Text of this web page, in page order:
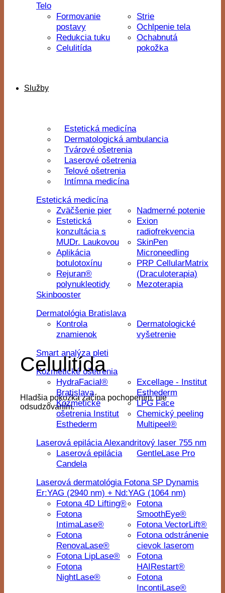
Telo
Formovanie
postavy
Redukcia tuku
Celulitída
Strie
Ochlpenie tela
Ochabnutá
pokožka
Služby
Estetická medicína
Dermatologická ambulancia
Tvárové ošetrenia
Laserové ošetrenia
Telové ošetrenia
Intímna medicína
Estetická medicína
Zväčšenie pier
Estetická
konzultácia s
MUDr. Laukovou
Aplikácia
botulotoxínu
Rejuran®
polynukleotidy
Nadmerné potenie
Exion
radiofrekvencia
SkinPen
Microneedling
PRP CellularMatrix
(Draculoterapia)
Mezoterapia
Skinbooster
Dermatológia Bratislava
Kontrola
znamienok
Dermatologické
vyšetrenie
Smart analýza pleti
Kozmetické ošetrenia
HydraFacial®
Bratislava
Kozmetické
ošetrenia Institut
Esthederm
Excellage - Institut
Esthederm
LPG Face
Chemický peeling
Multipeel®
Laserová epilácia Alexandritový laser 755 nm
Laserová epilácia
Candela
GentleLase Pro
Laserová dermatológia Fotona SP Dynamis
Er:YAG (2940 nm) + Nd:YAG (1064 nm)
Fotona 4D Lifting®
Fotona
IntimaLase®
Fotona
RenovaLase®
Fotona LipLase®
Fotona
NightLase®
Fotona
SmoothEye®
Fotona VectorLift®
Fotona odstránenie
cievok laserom
Fotona
HAIRestart®
Fotona
IncontiLase®
Celulitída
Hladšia pokožka začína pochopením, nie
odsudzovaním.